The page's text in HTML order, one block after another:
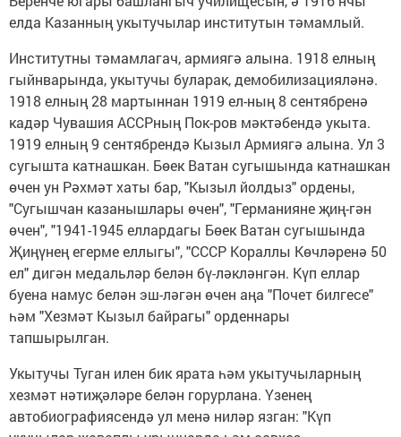
елда Казанның укытучылар институтын тәмамлый.
Институтны тәмамлагач, армиягә алына. 1918 елның
гыйнварында, укытучы буларак, демобилизацияләнә.
1918 елның 28 мартыннан 1919 ел-ның 8 сентябренә
кадәр Чувашия АССРның Пок-ров мәктәбендә укыта.
1919 елның 9 сентябрендә Кызыл Армиягә алына. Ул 3
сугышта катнашкан. Бөек Ватан сугышында катнашкан
өчен ун Рәхмәт хаты бар, "Кызыл йолдыз" ордены,
"Сугышчан казанышлары өчен", "Германияне җиң-гән
өчен", "1941-1945 еллардагы Бөек Ватан сугышында
Җиңүнең егерме еллыгы", "СССР Кораллы Көчләренә 50
ел" дигән медальләр белән бү-ләкләнгән. Күп еллар
буена намус белән эш-ләгән өчен аңа "Почет билгесе"
һәм "Хезмәт Кызыл байрагы" орденнары
тапшырылган.
Укытучы Туган илен бик ярата һәм укытучыларның
хезмәт нәтиҗәләре белән горурлана. Үзенең
автобиографиясендә ул менә ниләр язган: "Күп